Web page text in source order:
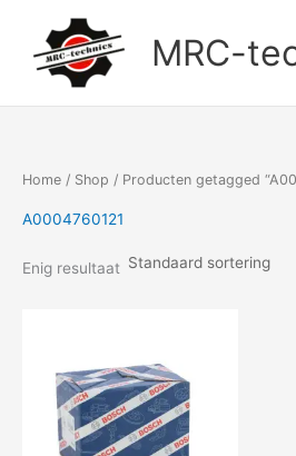
inhoud
MRC-
Home / Shop / Producten getagged
A0004760121
Enig resultaat